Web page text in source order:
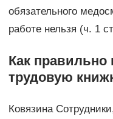
обязательного
работе нельзя (ч. 1
Как правильно
трудовую
Ковязина